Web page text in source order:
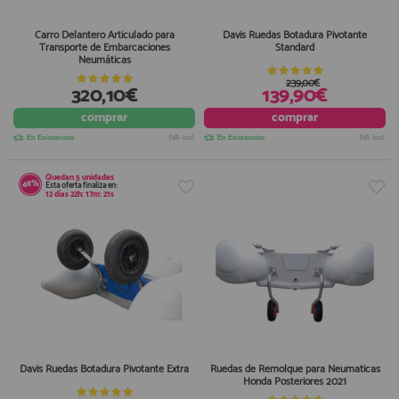
Carro Delantero Articulado para
Transporte de Embarcaciones
Neumáticas
320,10€
comprar
En Existencias IVA incl.
Davis Ruedas Botadura Pivotante
Standard
139,90€
239,00€
comprar
En Existencias IVA incl.
48% Quedan5unidades
Esta oferta finaliza en:
12días22h:17m:21s
Davis Ruedas Botadura Pivotante Extra Ruedas de Remolque para Neumaticas
Honda Posteriores 2021